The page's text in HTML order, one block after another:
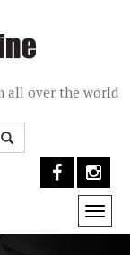
all over the world